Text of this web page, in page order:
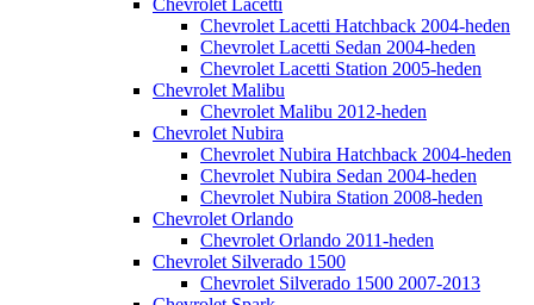
Chevrolet Lacetti
Chevrolet Lacetti Hatchback 2004-heden
Chevrolet Lacetti Sedan 2004-heden
Chevrolet Lacetti Station 2005-heden
Chevrolet Malibu
Chevrolet Malibu 2012-heden
Chevrolet Nubira
Chevrolet Nubira Hatchback 2004-heden
Chevrolet Nubira Sedan 2004-heden
Chevrolet Nubira Station 2008-heden
Chevrolet Orlando
Chevrolet Orlando 2011-heden
Chevrolet Silverado 1500
Chevrolet Silverado 1500 2007-2013